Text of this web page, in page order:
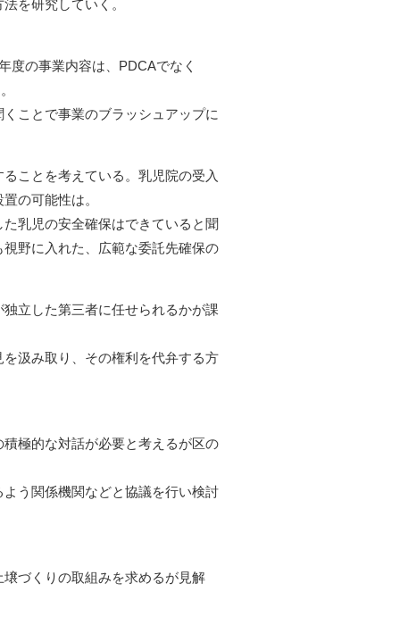
を研究していく。
度の事業内容は、PDCAでなく
ことで事業のブラッシュアップに
ことを考えている。乳児院の受入
の可能性は。
乳児の安全確保はできていると聞
野に入れた、広範な委託先確保の
立した第三者に任せられるかが課
汲み取り、その権利を代弁する方
極的な対話が必要と考えるが区の
う関係機関などと協議を行い検討
づくりの取組みを求めるが見解